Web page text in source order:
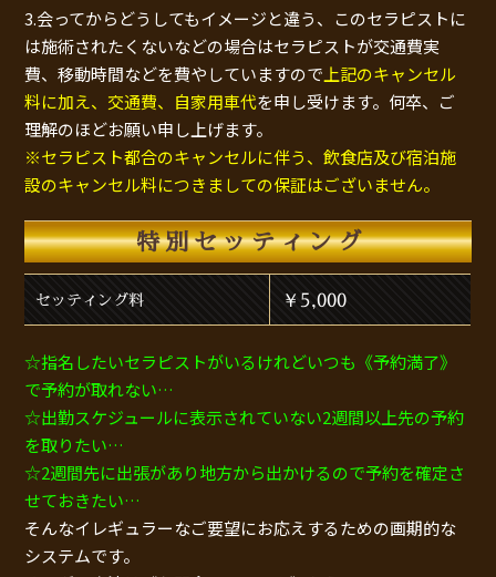
3.会ってからどうしてもイメージと違う、このセラピストに
は施術されたくないなどの場合はセラピストが交通費実
費、移動時間などを費やしていますので 上記のキャンセル
料に加え、交通費、自家用車代を申し受けます。何卒、ご
理解のほどお願い申し上げます。
※セラピスト都合のキャンセルに伴う、飲食店及び宿泊施
設のキャンセル料につきましての保証はございません。
特別セッティング
セッティング料 ￥5,000
☆指名したいセラピストがいるけれどいつも《予約満了》
で予約が取れない…
☆出勤スケジュールに表示されていない2週間以上先の予約
を取りたい…
☆2週間先に出張があり地方から出かけるので予約を確定さ
せておきたい…
そんなイレギュラーなご要望にお応えするための画期的な
システムです。